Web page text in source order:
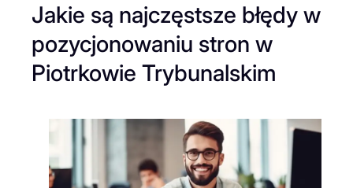
Jakie są najczęstsze błędy w
pozycjonowaniu stron w
Piotrkowie Trybunalskim